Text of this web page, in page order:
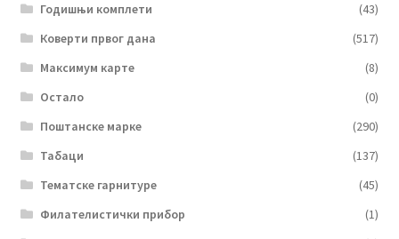
Годишњи комплети
(43)
Коверти првог дана
(517)
Максимум карте
(8)
Остало
(0)
Поштанске марке
(290)
Табаци
(137)
Тематске гарнитуре
(45)
Филателистички прибор
(1)